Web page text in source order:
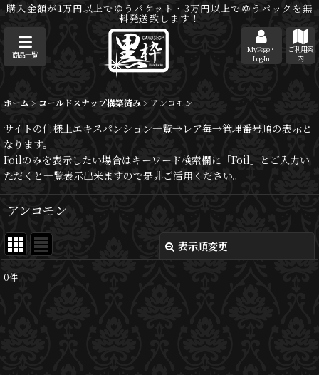
購入金額が1万円以上でゆうパケット・3万円以上でゆうパックを無
料発送致します！
商品一覧
MyPage・
Log-In
ご利用案
内
ホーム > コールドスナップ構築済み> アンコモン
サイトの仕様上エキスパンション一覧→レア毎→管理番号順の表示と
なります。
Foilのみを表示したい場合はキーワード検索欄に「Foil」とご入力い
ただくと一覧表示出来ますので是非ご活用ください。
アンコモン
表示順変更
表示数
0件